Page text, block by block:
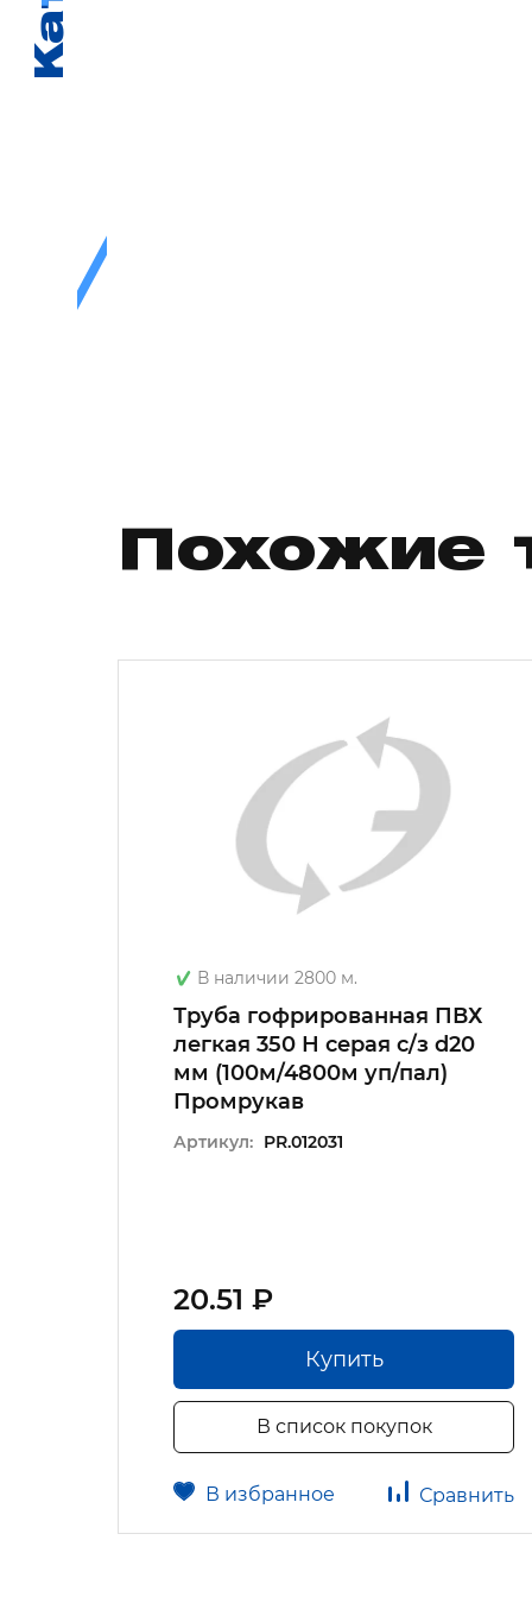
Похожие
В наличии 2800 м.
Труба гофрированная ПВХ
легкая 350 Н серая с/з d20
мм (100м/4800м уп/пал)
Промрукав
Артикул: PR.012031
20.51 ₽
Купить
В список покупок
В избранное Сравнить